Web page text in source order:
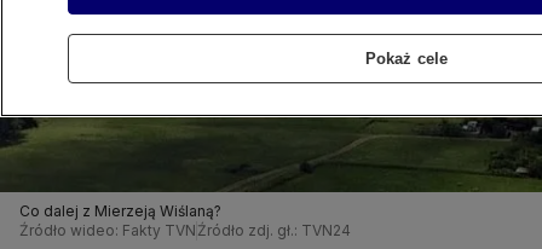
Co dalej z Mierzeją Wiślaną?
Źródło wideo: Fakty TVN Źródło zdj. gł.: TVN24
Pokaż cele